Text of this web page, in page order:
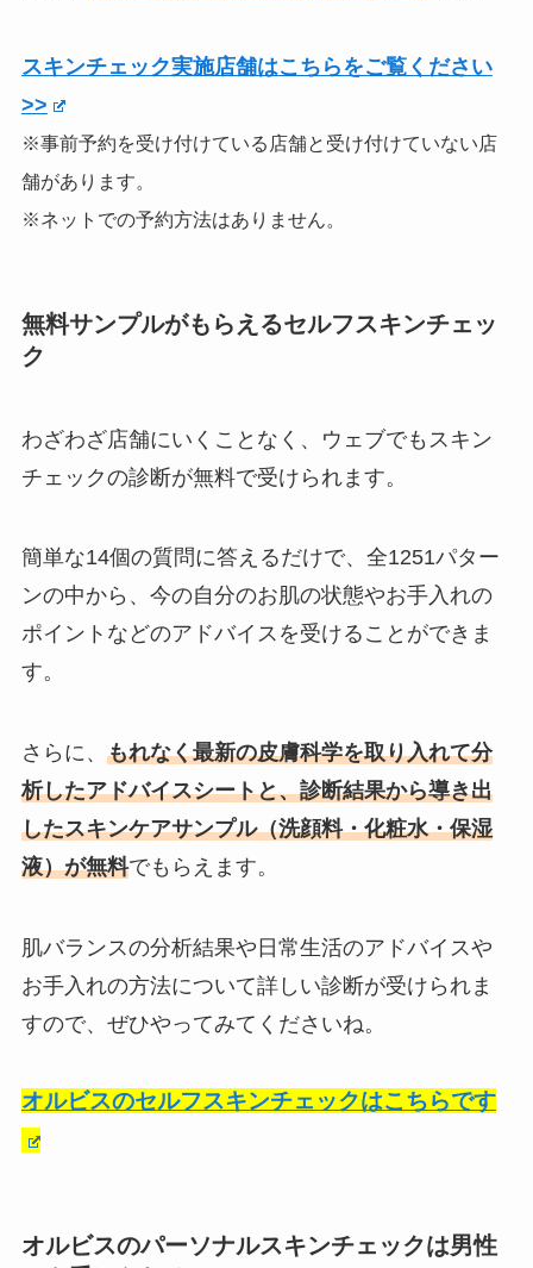
スキンチェック実施店舗はこちらをご覧ください
>>
※事前予約を受け付けている店舗と受け付けていない店
舗があります。
※ネットでの予約方法はありません。
無料サンプルがもらえるセルフスキンチェッ
ク
わざわざ店舗にいくことなく、ウェブでもスキン
チェックの診断が無料で受けられます。
簡単な14個の質問に答えるだけで、全1251パター
ンの中から、今の自分のお肌の状態やお手入れの
ポイントなどのアドバイスを受けることができま
す。
さらに、 もれなく最新の皮膚科学を取り入れて分
析したアドバイスシートと、診断結果から導き出
したスキンケアサンプル（洗顔料・化粧水・保湿
液）が無料でもらえます。
肌バランスの分析結果や日常生活のアドバイスや
お手入れの方法について詳しい診断が受けられま
すので、ぜひやってみてくださいね。
オルビスのセルフスキンチェックはこちらです
オルビスのパーソナルスキンチェックは男性